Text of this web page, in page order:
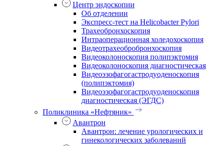
Центр эндоскопии
Об отделении
Экспресс-тест на Helicobacter Pylori
Трахеобронхоскопия
Интраоперационная холедохоскопия
Видеотрахеобробронхоскопия
Видеоколоноскопия полипэктомия
Видеоколоноскопия диагностическая
Видеоэзофагогастродуоденоскопия
(полипэктомия)
Видеоэзофагогастродуоденоскопия
диагностическая (ЭГДС)
Поликлиника «Нефтяник»
Авантрон
Авантрон: лечение урологических и
гинекологических заболеваний